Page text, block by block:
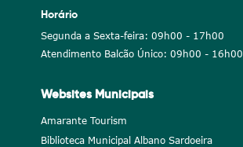
Horário
Segunda a Sexta-feira: 09h00 - 17h00
Atendimento Balcão Único: 09h00 - 16h00
Websites Municipais
Amarante Tourism
Biblioteca Municipal Albano Sardoeira